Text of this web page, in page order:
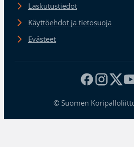
Laskutustiedot
Käyttöehdot ja tietosuoja
Evästeet
© Suomen